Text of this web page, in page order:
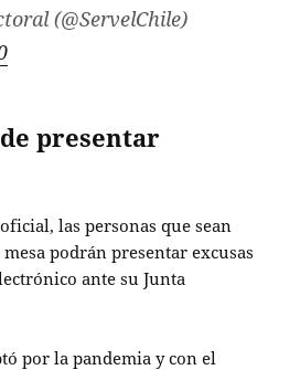
(@ServelChile)
presentar
las personas que sean
podrán presentar excusas
ante su Junta
por la pandemia y con el